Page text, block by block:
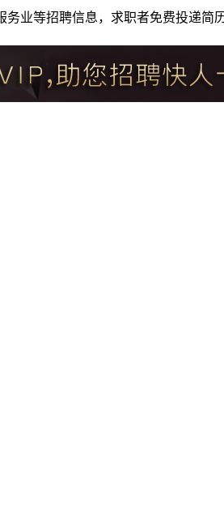
业等招聘信息，求职者免费投递